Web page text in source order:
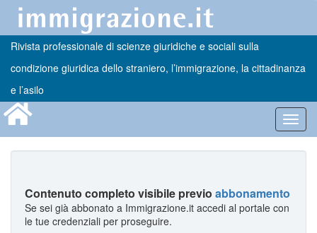
Rivista professionale di scienze giuridiche e sociali sulla
condizione giuridica dello straniero, l’immigrazione, la cittadinanza
e l’asilo
Contenuto completo visibile previo abbonamento
Se sei già abbonato a Immigrazione.it accedi al portale con
le tue credenziali per proseguire.